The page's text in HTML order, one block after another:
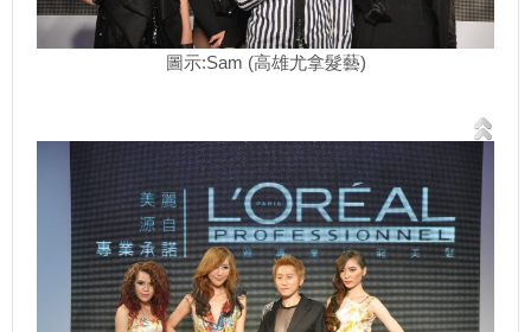
圖示:Sam (高雄尤拿髮藝)